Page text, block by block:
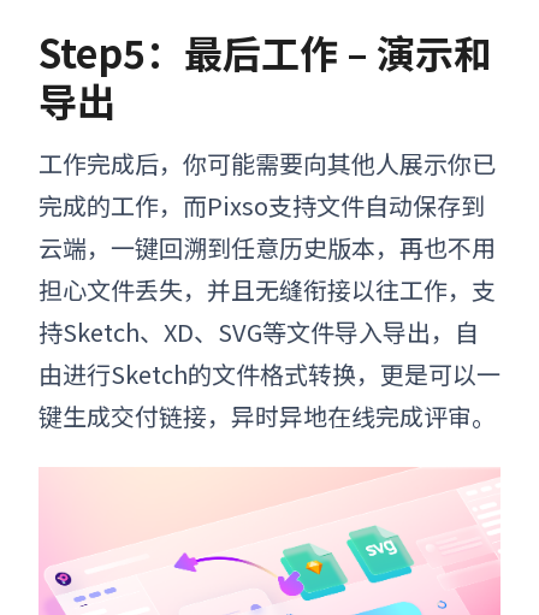
Step5：最后工作 – 演示和
导出
工作完成后，你可能需要向其他人展示你已
完成的工作，而Pixso支持文件自动保存到
云端，一键回溯到任意历史版本，再也不用
担心文件丢失，并且无缝衔接以往工作，支
持Sketch、XD、SVG等文件导入导出，自
由进行Sketch的文件格式转换，更是可以一
键生成交付链接，异时异地在线完成评审。